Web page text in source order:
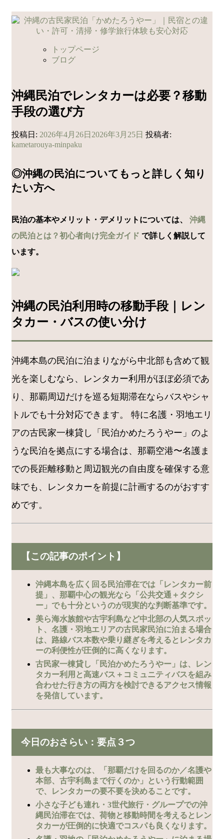
コ
ン
キ
ッ
プ
トップページ
ブログ
沖縄民泊でレンタカーは必要？移動
手段の選び方
投稿日: 2026年4月26日 2026年3月25日 投稿者:
kametarouya-minpaku
◎沖縄の民泊についてもっと詳しく知り
たい方へ
民泊の基本やメリット・デメリットについては、 沖縄
の民泊とは？初心者向け完全ガイド で詳しく解説して
います。
沖縄の民泊利用時の移動手段｜レン
タカー・バスの使い分け
沖縄本島の民泊に泊まりながら中北部も含めて観
光を楽しむなら、レンタカー利用がほぼ必須であ
り、那覇周辺だけを巡る短期滞在ならバスやシャ
トルでも十分対応できます。 特に名護・羽地エリ
アの古民家一棟貸し「民泊かめたろうやー」のよ
うな民泊を拠点にする場合は、那覇空港〜名護ま
での長距離移動と周辺観光の自由度を確保する意
味でも、レンタカーを前提に計画するのがおすす
めです。
【この記事のポイント】
沖縄本島を広く回る民泊滞在では「レンタカー前
提」、那覇中心の観光なら「公共交通＋タクシ
ー」でも十分というのが現実的な判断基準です。
美ら海水族館や古宇利島など中北部の人気スポッ
ト、名護・羽地エリアの古民家民泊に泊まる場合
は、路線バス本数や乗り継ぎを考えるとレンタカ
ーの利便性が圧倒的に高くなります。
古民家一棟貸し「民泊かめたろうやー」は、レン
タカー利用と高速バス＋コミュニティバスを組み
合わせた行き方の両方を検討できるアクセス情報
を発信しています。
今日のおさらい：要点３つ
最も大事なのは、「那覇だけを回るのか／名護や
本部、古宇利島まで行くのか」という行動範囲
で、レンタカーの要不要を決めることです。
小さな子ども連れ・3世代旅行・グループでの沖
縄民泊滞在では、荷物と移動時間を考えるとレン
タカーが圧倒的に快適でコスパも良くなります。